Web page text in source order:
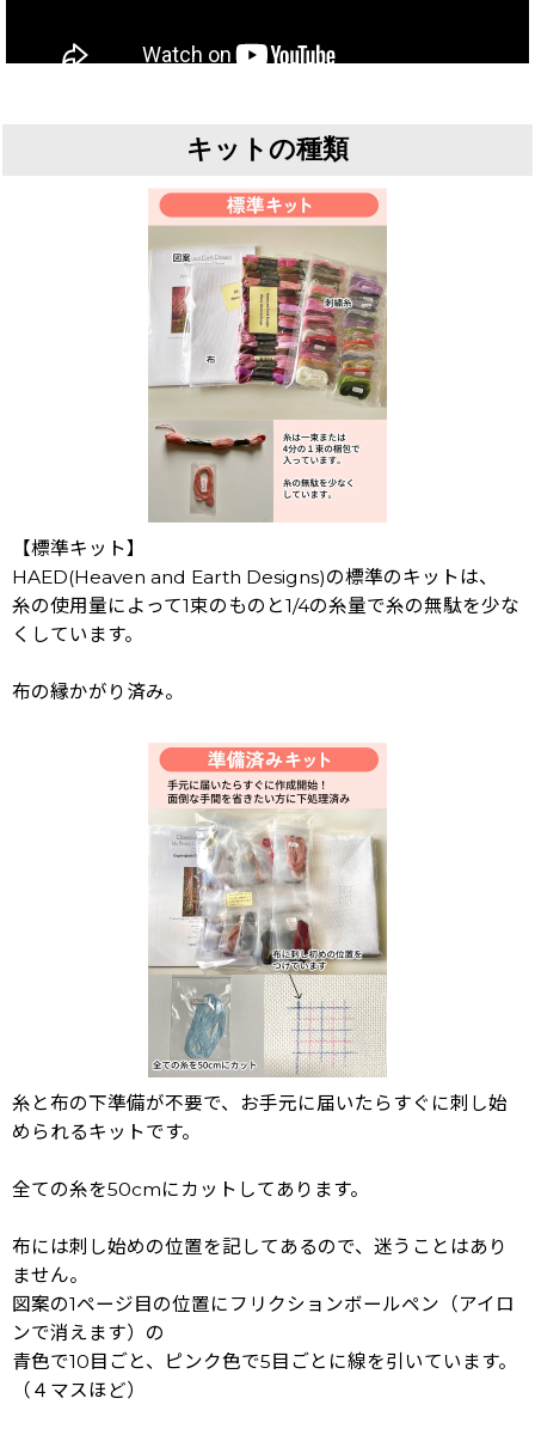
キットの種類
【標準キット】
HAED(Heaven and Earth Designs)の標準のキットは、
糸の使用量によって1束のものと1/4の糸量で糸の無駄を少な
くしています。
布の縁かがり済み。
糸と布の下準備が不要で、お手元に届いたらすぐに刺し始
められるキットです。
全ての糸を50cmにカットしてあります。
布には刺し始めの位置を記してあるので、迷うことはあり
ません。
図案の1ページ目の位置にフリクションボールペン（アイロ
ンで消えます）の
青色で10目ごと、ピンク色で5目ごとに線を引いています。
（４マスほど）